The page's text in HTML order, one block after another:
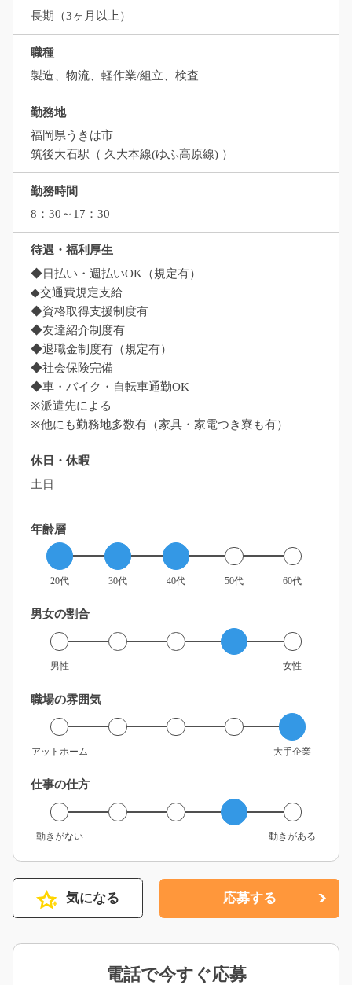
長期（3ヶ月以上）
職種
製造、物流、軽作業/組立、検査
勤務地
福岡県うきは市
筑後大石駅（ 久大本線(ゆふ高原線) ）
勤務時間
8：30～17：30
待遇・福利厚生
◆日払い・週払いOK（規定有）
◆交通費規定支給
◆資格取得支援制度有
◆友達紹介制度有
◆退職金制度有（規定有）
◆社会保険完備
◆車・バイク・自転車通勤OK
※派遣先による
※他にも勤務地多数有（家具・家電つき寮も有）
休日・休暇
土日
年齢層
20代 30代 40代 50代 60代
男女の割合
男性 女性
職場の雰囲気
アットホーム 大手企業
仕事の仕方
動きがない 動きがある
気になる 応募する
電話で今すぐ応募